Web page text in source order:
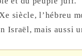
siècle, l’hébreu
Israël, mais aussi